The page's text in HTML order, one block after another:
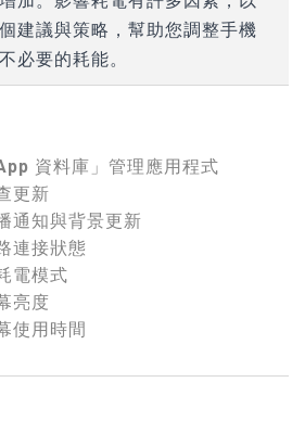
建議與策略，幫助您調整手機
必要的耗能。
資料庫」管理應用程式
更新
通知與背景更新
連接狀態
電模式
亮度
使用時間